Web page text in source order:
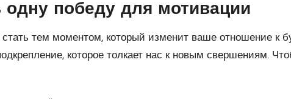
одну победу для мотивации
тем моментом, который изменит ваше отношение к
которое толкает нас к новым свершениям.